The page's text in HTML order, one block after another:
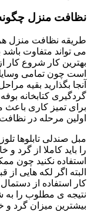
نظافت منزل
طریقه نظافت منزل
می تواند متفاوت
بهترین کار شروع
است چون تمامی
آنجا بگذارید بقیه
گردگیری کتابخانه
برای تمیز کاری باعث
اولین مرحله در
مبل صندلی تابلوها
را باید کاملا از
استفاده نکنید چون
البته اگر لکه هایی
کار استفاده از
نتیجه ی مطلوب را
بیشترین میزان گرد و